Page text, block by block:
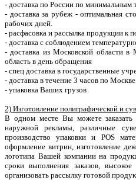
- доставка по России по минимальным
- доставка за рубеж - оптимальная
рабочих дней.
- расфасовка и рассылка продукции к
- доставка с соблюдением
- доставка из Московской области
область в день обращения
- спец доставка в государственные
- доставка в течение 3 часов по Москве
- упаковка Ваших грузов
2) Изготовление полиграфической и
В одном месте Вы можете заказать
наружной рекламы, различные
производство упаковки и POS
оформление витрин, изготовление
логотипа Вашей компании на
сроки выполнения заказов,
организовать рассылку готовой